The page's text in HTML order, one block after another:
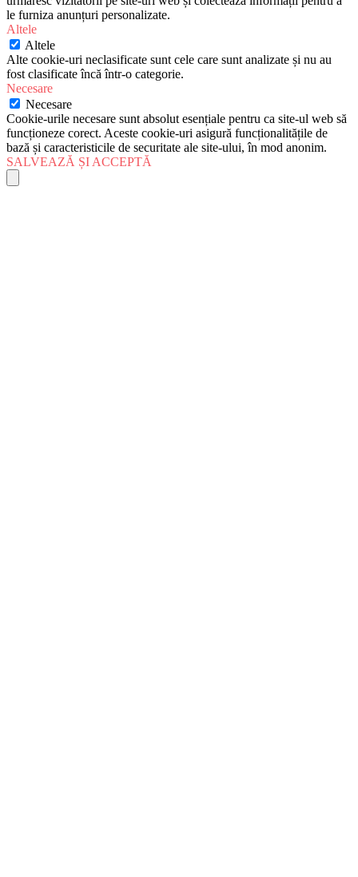
le furniza anunțuri personalizate.
Altele
Altele
Alte cookie-uri neclasificate sunt cele care sunt analizate și nu au
fost clasificate încă într-o categorie.
Necesare
Necesare
Cookie-urile necesare sunt absolut esențiale pentru ca site-ul web să
funcționeze corect. Aceste cookie-uri asigură funcționalitățile de
bază și caracteristicile de securitate ale site-ului, în mod anonim.
SALVEAZĂ ȘI ACCEPTĂ